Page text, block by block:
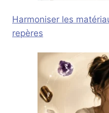
Harmoniser les
repères